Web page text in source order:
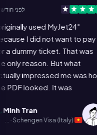
used MyJet24
I did not want to pay
ticket. That was
reason. But what
impressed me was how
looked. It was
flight numbers,
details, all laid
Tran
Vietnam · Schengen Visa (Italy)